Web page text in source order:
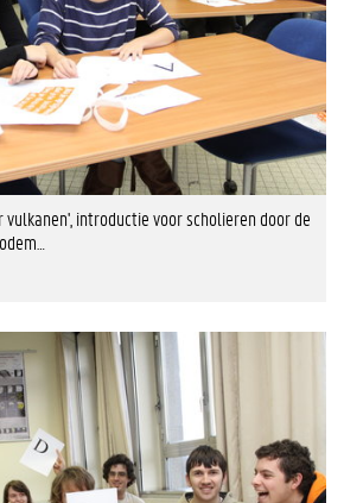
vulkanen', introductie voor scholieren door de